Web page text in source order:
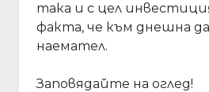
така и с цел
факта, че към днешна
наемател.
Заповядайте на оглед!